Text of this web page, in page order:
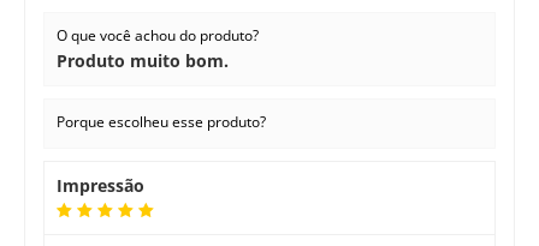
O que você achou do produto?
Produto muito bom.
Porque escolheu esse produto?
Impressão